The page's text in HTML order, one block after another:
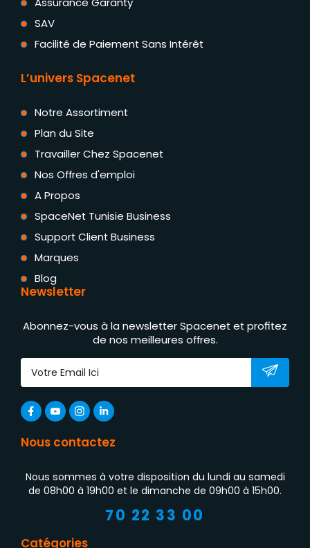
SAV
Facilité de Paiement Sans Intérêt
L’univers Spacenet
Notre Assortiment
Plan du Site
Travailler Chez Spacenet
Nos Offres d'emploi
A Propos
SpaceNet Tunisie Business
Support Client Business
Marques
Blog
Newsletter
Abonnez-vous à la newsletter Spacenet et profitez
de nos meilleures offres.
Nous contactez
Nous sommes à votre disposition du lundi au samedi
de 08h00 à 19h00 et le dimanche de 09h00 à 15h00.
70 22 33 00
Catégories